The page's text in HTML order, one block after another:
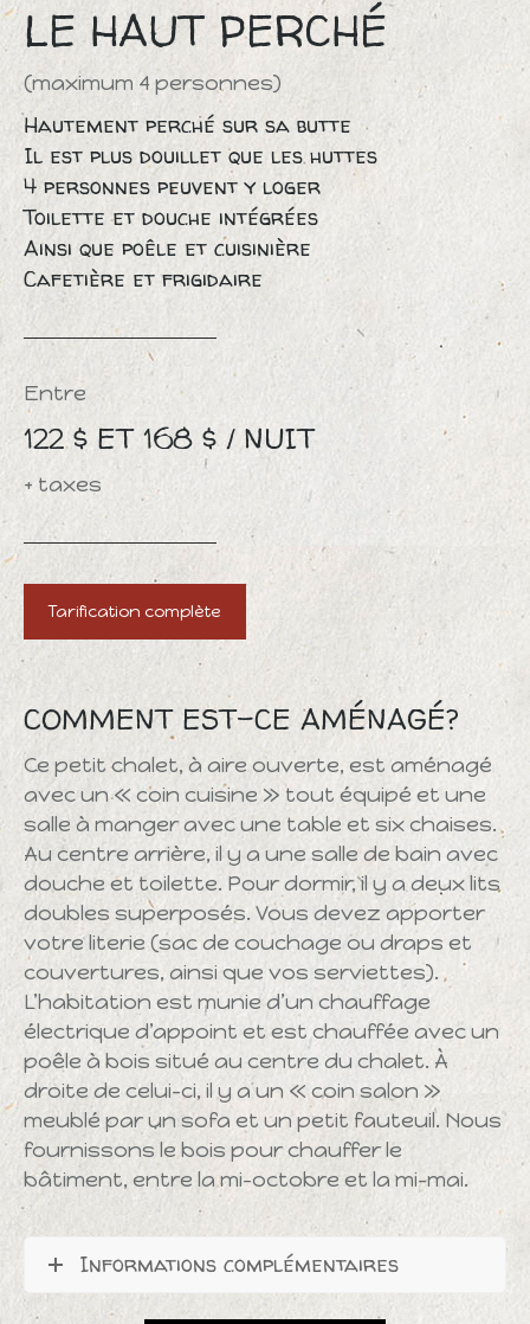
LE HAUT PERCHÉ
(maximum 4 personnes)
Hautement perché sur sa butte
Il est plus douillet que les huttes
4 personnes peuvent y loger
Toilette et douche intégrées
Ainsi que poêle et cuisinière
Cafetière et frigidaire
Entre
122 $ ET 168 $ / NUIT
+ taxes
Tarification complète
COMMENT EST-CE AMÉNAGÉ?
Ce petit chalet, à aire ouverte, est aménagé
avec un « coin cuisine » tout équipé et une
salle à manger avec une table et six chaises.
Au centre arrière, il y a une salle de bain avec
douche et toilette. Pour dormir, il y a deux lits
doubles superposés. Vous devez apporter
votre literie (sac de couchage ou draps et
couvertures, ainsi que vos serviettes).
L’habitation est munie d’un chauffage
électrique d’appoint et est chauffée avec un
poêle à bois situé au centre du chalet. À
droite de celui-ci, il y a un « coin salon »
meublé par un sofa et un petit fauteuil. Nous
fournissons le bois pour chauffer le
bâtiment, entre la mi-octobre et la mi-mai.
Informations complémentaires